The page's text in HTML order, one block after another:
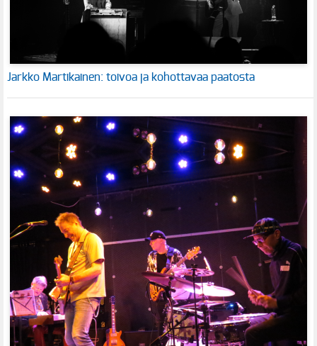
Jarkko Martikainen: toivoa ja kohottavaa paatosta